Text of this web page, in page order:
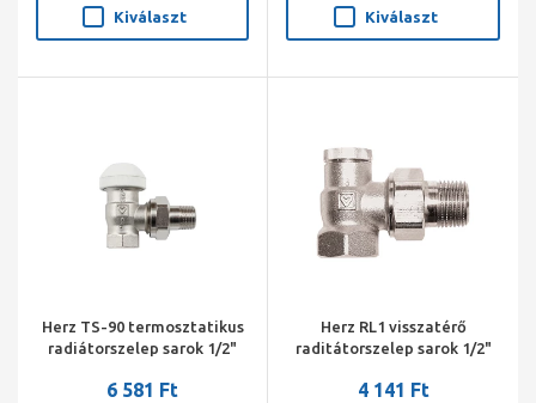
Kiválaszt Kiválaszt
Herz TS-90 termosztatikus
radiátorszelep sarok 1/2"
6 581 Ft
Herz RL1 visszatérő
raditátorszelep sarok 1/2"
4 141 Ft